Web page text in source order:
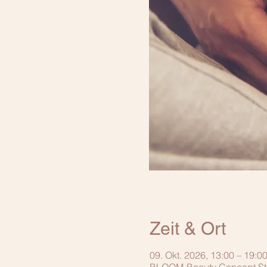
Zeit & Ort
09. Okt. 2026, 13:00 – 19:00